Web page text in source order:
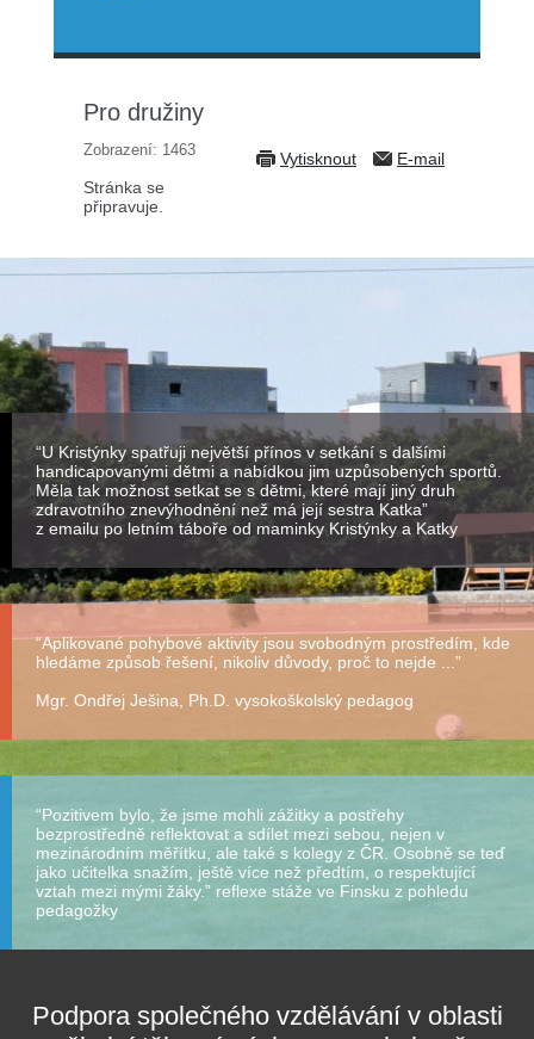
Pro družiny
Vytisknout E-mail
Zobrazení: 1463
Stránka se
připravuje.
“U Kristýnky spatřuji největší přínos v setkání s dalšími
handicapovanými dětmi a nabídkou jim uzpůsobených sportů.
Měla tak možnost setkat se s dětmi, které mají jiný druh
zdravotního znevýhodnění než má její sestra Katka”
z emailu po letním táboře od maminky Kristýnky a Katky
“Aplikované pohybové aktivity jsou svobodným prostředím, kde
hledáme způsob řešení, nikoliv důvody, proč to nejde ...”
Mgr. Ondřej Ješina, Ph.D. vysokoškolský pedagog
“Pozitivem bylo, že jsme mohli zážitky a postřehy
bezprostředně reflektovat a sdílet mezi sebou, nejen v
mezinárodním měřítku, ale také s kolegy z ČR. Osobně se teď
jako učitelka snažím, ještě více než předtím, o respektující
vztah mezi mými žáky.” reflexe stáže ve Finsku z pohledu
pedagožky
Podpora společného vzdělávání v oblasti